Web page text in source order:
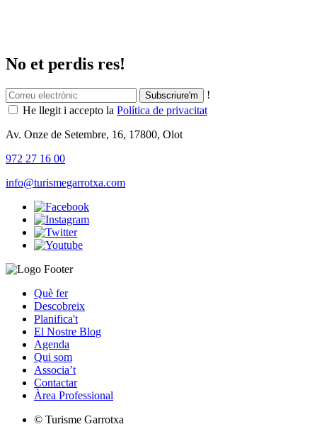
No et perdis res!
!
He llegit i accepto la Política de privacitat
Av. Onze de Setembre, 16, 17800, Olot
972 27 16 00
info@turismegarrotxa.com
Què fer
Descobreix
Planifica't
El Nostre Blog
Agenda
Qui som
Associa’t
Contactar
Àrea Professional
© Turisme Garrotxa